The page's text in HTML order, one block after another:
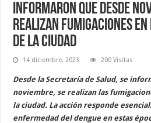
Informaron que desde
realizan fumigaciones
de la ciudad
14 diciembre, 2023 200 Visitas
Desde la Secretaría de Salud, se
noviembre, se realizan las
la ciudad. La acción responde
enfermedad del dengue en estas